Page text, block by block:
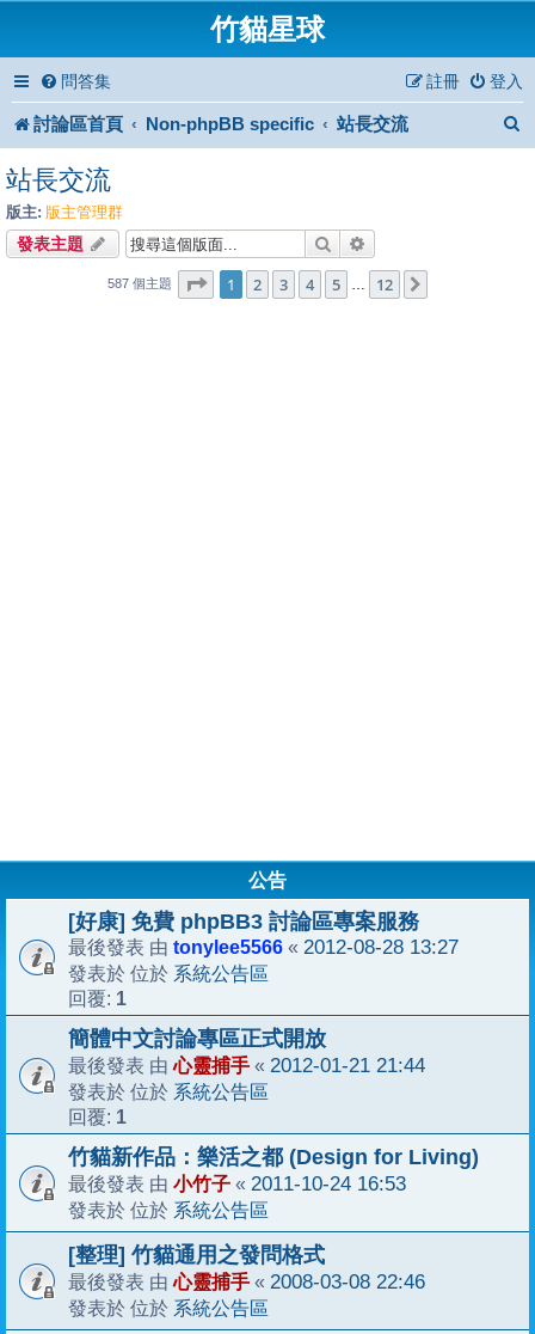
竹貓星球
問答集 登入
註冊
討論區首頁 Non-phpBB specific 站長交流
站長交流
版主: 版主管理群
發表主題 搜尋
587 個主題 第1 頁 (共 12頁)
1 2 3 4 5 … 12
公告
[好康] 免費 phpBB3 討論區專案服務
最後發表 由 tonylee5566 « 2012-08-28 13:27
發表於 位於 系統公告區
回覆: 1
簡體中文討論專區正式開放
最後發表 由心靈捕手 « 2012-01-21 21:44
發表於 位於 系統公告區
回覆: 1
竹貓新作品：樂活之都 (Design for Living)
最後發表 由 小竹子 « 2011-10-24 16:53
發表於 位於 系統公告區
[整理] 竹貓通用之發問格式
最後發表 由心靈捕手 « 2008-03-08 22:46
發表於 位於 系統公告區